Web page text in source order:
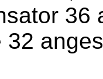
36
32